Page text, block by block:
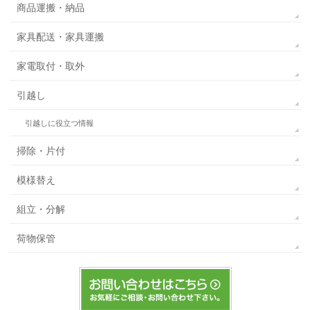
商品運搬・納品
家具配送・家具運搬
家電取付・取外
引越し
引越しに役立つ情報
掃除・片付
模様替え
組立・分解
荷物保管